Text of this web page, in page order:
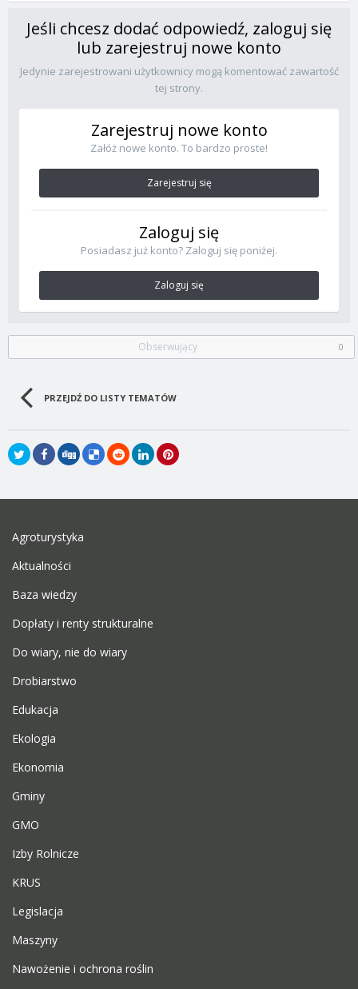
Jeśli chcesz dodać odpowiedź, zaloguj się
lub zarejestruj nowe konto
Jedynie zarejestrowani użytkownicy mogą komentować zawartość
tej strony.
Zarejestruj nowe konto
Załóż nowe konto. To bardzo proste!
Zarejestruj się
Zaloguj się
Posiadasz już konto? Zaloguj się poniżej.
Zaloguj się
Obserwujący 0
PRZEJDŹ DO LISTY TEMATÓW
Agroturystyka
Aktualności
Baza wiedzy
Dopłaty i renty strukturalne
Do wiary, nie do wiary
Drobiarstwo
Edukacja
Ekologia
Ekonomia
Gminy
GMO
Izby Rolnicze
KRUS
Legislacja
Maszyny
Nawożenie i ochrona roślin